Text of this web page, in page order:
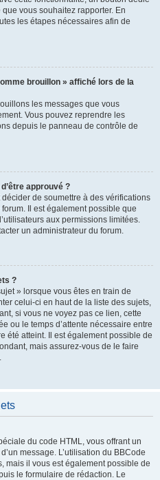
vous souhaitez rapporter. En
les étapes nécessaires afin de
brouillon » affiché lors de la
les messages que vous
Vous pouvez reprendre les
depuis le panneau de contrôle de
approuvé ?
de soumettre à des vérifications
Il est également possible que
aux permissions limitées.
un administrateur du forum.
?
» lorsque vous êtes en train de
celui-ci en haut de la liste des sujets,
si vous ne voyez pas ce lien, cette
ou le temps d’attente nécessaire entre
été atteint. Il est également possible de
mais assurez-vous de le faire
du code HTML, vous offrant un
message. L’utilisation du BBCode
mais il vous est également possible de
le formulaire de rédaction. Le